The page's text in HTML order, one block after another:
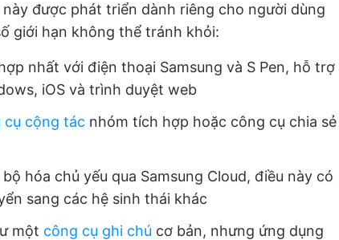
được phát triển dành riêng cho người dùng
giới hạn không thể tránh khỏi:
nhất với điện thoại Samsung và S Pen, hỗ trợ
iOS và trình duyệt web
cụ cộng tác nhóm tích hợp hoặc công cụ chia sẻ
hóa chủ yếu qua Samsung Cloud, điều này có
sang các hệ sinh thái khác
một công cụ ghi chú cơ bản, nhưng ứng dụng